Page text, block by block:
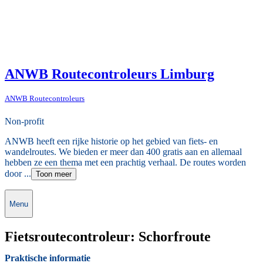
ANWB Routecontroleurs Limburg
ANWB Routecontroleurs
Non-profit
ANWB heeft een rijke historie op het gebied van fiets- en
wandelroutes. We bieden er meer dan 400 gratis aan en allemaal
hebben ze een thema met een prachtig verhaal. De routes worden
door ... Toon meer
Menu
Fietsroutecontroleur: Schorfroute
Praktische informatie